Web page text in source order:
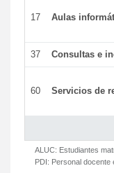
17 Aulas
37 Consultas e
60 Servicios de
ALUC: Estudiantes
PDI: Personal docente